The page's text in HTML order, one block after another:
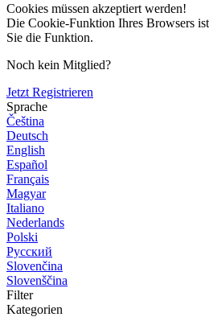
Cookies müssen akzeptiert werden!
Die Cookie-Funktion Ihres Browsers
Sie die Funktion.
Noch kein Mitglied?
Jetzt Registrieren
Sprache
Čeština
Deutsch
English
Español
Français
Magyar
Italiano
Nederlands
Polski
Русский
Slovenčina
Slovenščina
Filter
Kategorien